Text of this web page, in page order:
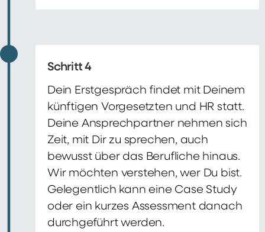
Schritt 4
Dein Erstgespräch findet mit Deinem
künftigen Vorgesetzten und HR statt.
Deine Ansprechpartner nehmen sich
Zeit, mit Dir zu sprechen, auch
bewusst über das Berufliche hinaus.
Wir möchten verstehen, wer Du bist.
Gelegentlich kann eine Case Study
oder ein kurzes Assessment danach
durchgeführt werden.